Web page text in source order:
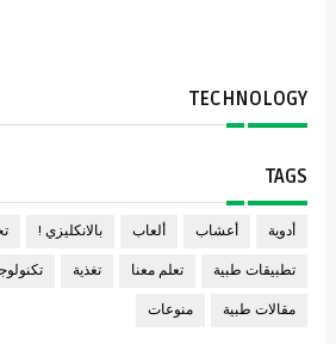
TECHNOLOGY
TAGS
أدوية أعشاب ألعاب بالانكليزي !
تطبيقات طبية تعلم معنا تغذية
مقالات طبية منوعات